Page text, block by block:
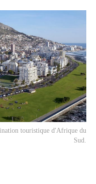
touristique d'Afrique du
Sud.